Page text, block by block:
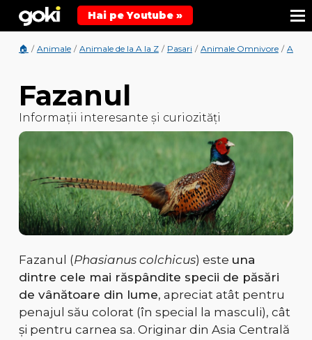
Hai pe Youtube »
🏠 / Animale / Animale de la A la Z / Pasari / Animale Omnivore /
Fazanul
Informații interesante și curiozități
Fazanul (Phasianus colchicus) este una
dintre cele mai răspândite specii de păsări
de vânătoare din lume, apreciat atât pentru
penajul său colorat (în special la masculi), cât
și pentru carnea sa. Originar din Asia Centrală